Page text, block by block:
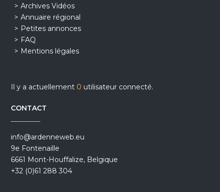
Archives Vidéos
Annuaire régional
Petites annonces
FAQ
Mentions légales
Il y a actuellement 0 utilisateur connecté.
CONTACT
info@ardenneweb.eu
9e Fontenaille
6661 Mont-Houffalize, Belgique
+32 (0)61 288 304